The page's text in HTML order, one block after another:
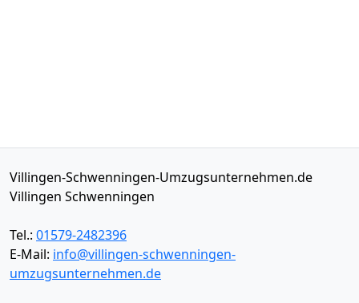
Villingen-Schwenningen-Umzugsunternehmen.de
Villingen Schwenningen
Tel.: 01579-2482396
E-Mail: info@villingen-schwenningen-
umzugsunternehmen.de